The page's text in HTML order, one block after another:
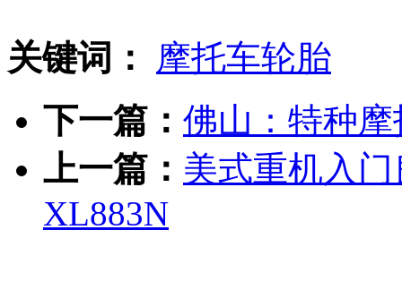
关键词：
摩托车轮胎
下一篇： 佛山：特种
上一篇： 美式重机入
XL883N